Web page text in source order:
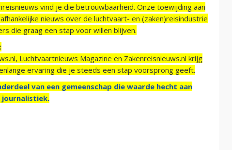
vind je die betrouwbaarheid. Onze toewijding aan
nieuws over de luchtvaart- en (zaken)reisindustrie
die graag een stap voor willen blijven.
Luchtvaartnieuws Magazine en Zakenreisnieuws.nl krijg
ervaring die je steeds een stap voorsprong geeft.
van een gemeenschap die waarde hecht aan